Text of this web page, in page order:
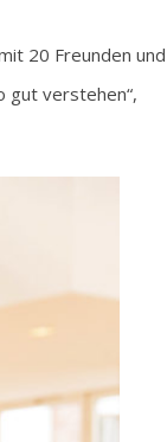
20 Freunden und
gut verstehen“,